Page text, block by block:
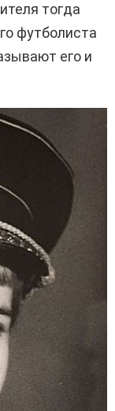
тогда
футболиста
его и